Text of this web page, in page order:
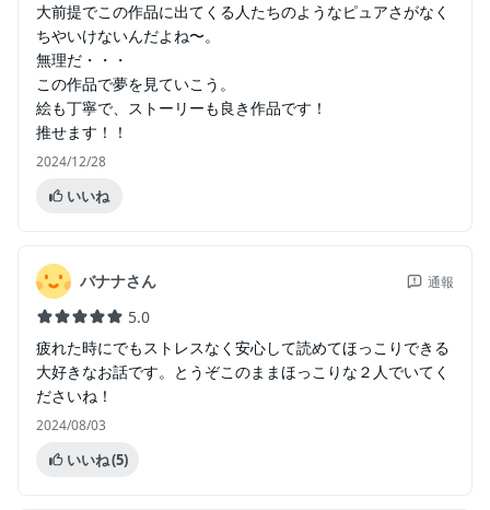
大前提でこの作品に出てくる人たちのようなピュアさがなく
ちやいけないんだよね〜。
無理だ・・・
この作品で夢を見ていこう。
絵も丁寧で、ストーリーも良き作品です！
推せます！！
2024/12/28
いいね
バナナさん 通報
5.0
疲れた時にでもストレスなく安心して読めてほっこりできる
大好きなお話です。とうぞこのままほっこりな２人でいてく
ださいね！
2024/08/03
いいね(5)